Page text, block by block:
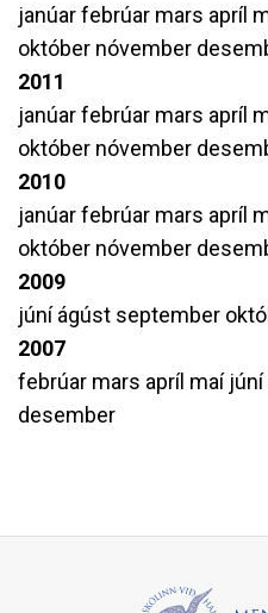
janúarfebrúar mars apríl
október nóvember
2011
janúarfebrúar mars apríl
október nóvember
2010
janúarfebrúar mars apríl
október nóvember
2009
júníágúst september
2007
febrúar mars apríl maí júní
desember